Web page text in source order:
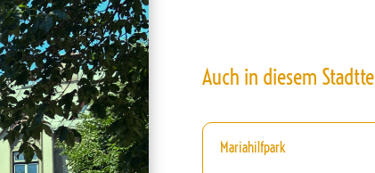
Auch in diesem
Mariahilfpark